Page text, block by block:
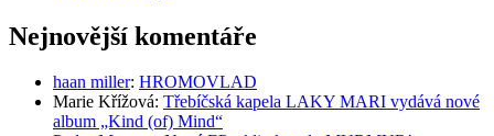
Nejnovější komentáře
haan miller: HROMOVLAD
Marie Křížová: Třebíčská kapela LAKY MARI vydává nové
album „Kind (of) Mind“